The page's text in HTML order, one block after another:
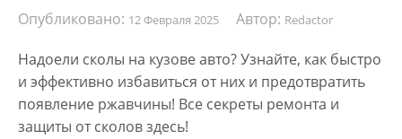
Опубликовано: 12 Февраля 2025 Автор: Redactor
Надоели сколы на кузове авто? Узнайте, как быстро
и эффективно избавиться от них и предотвратить
появление ржавчины! Все секреты ремонта и
защиты от сколов здесь!